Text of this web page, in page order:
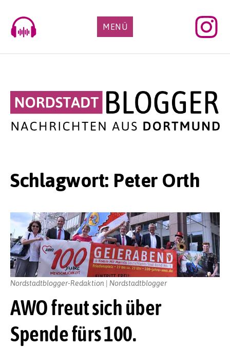
content
MENÜ
Schlagwort: Peter Orth
AWO freut sich über
Spende fürs 100.
Nordstadtblogger-Redaktion | Nordstadtblogger